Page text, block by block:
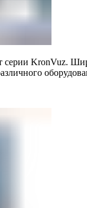
серии KronVuz.